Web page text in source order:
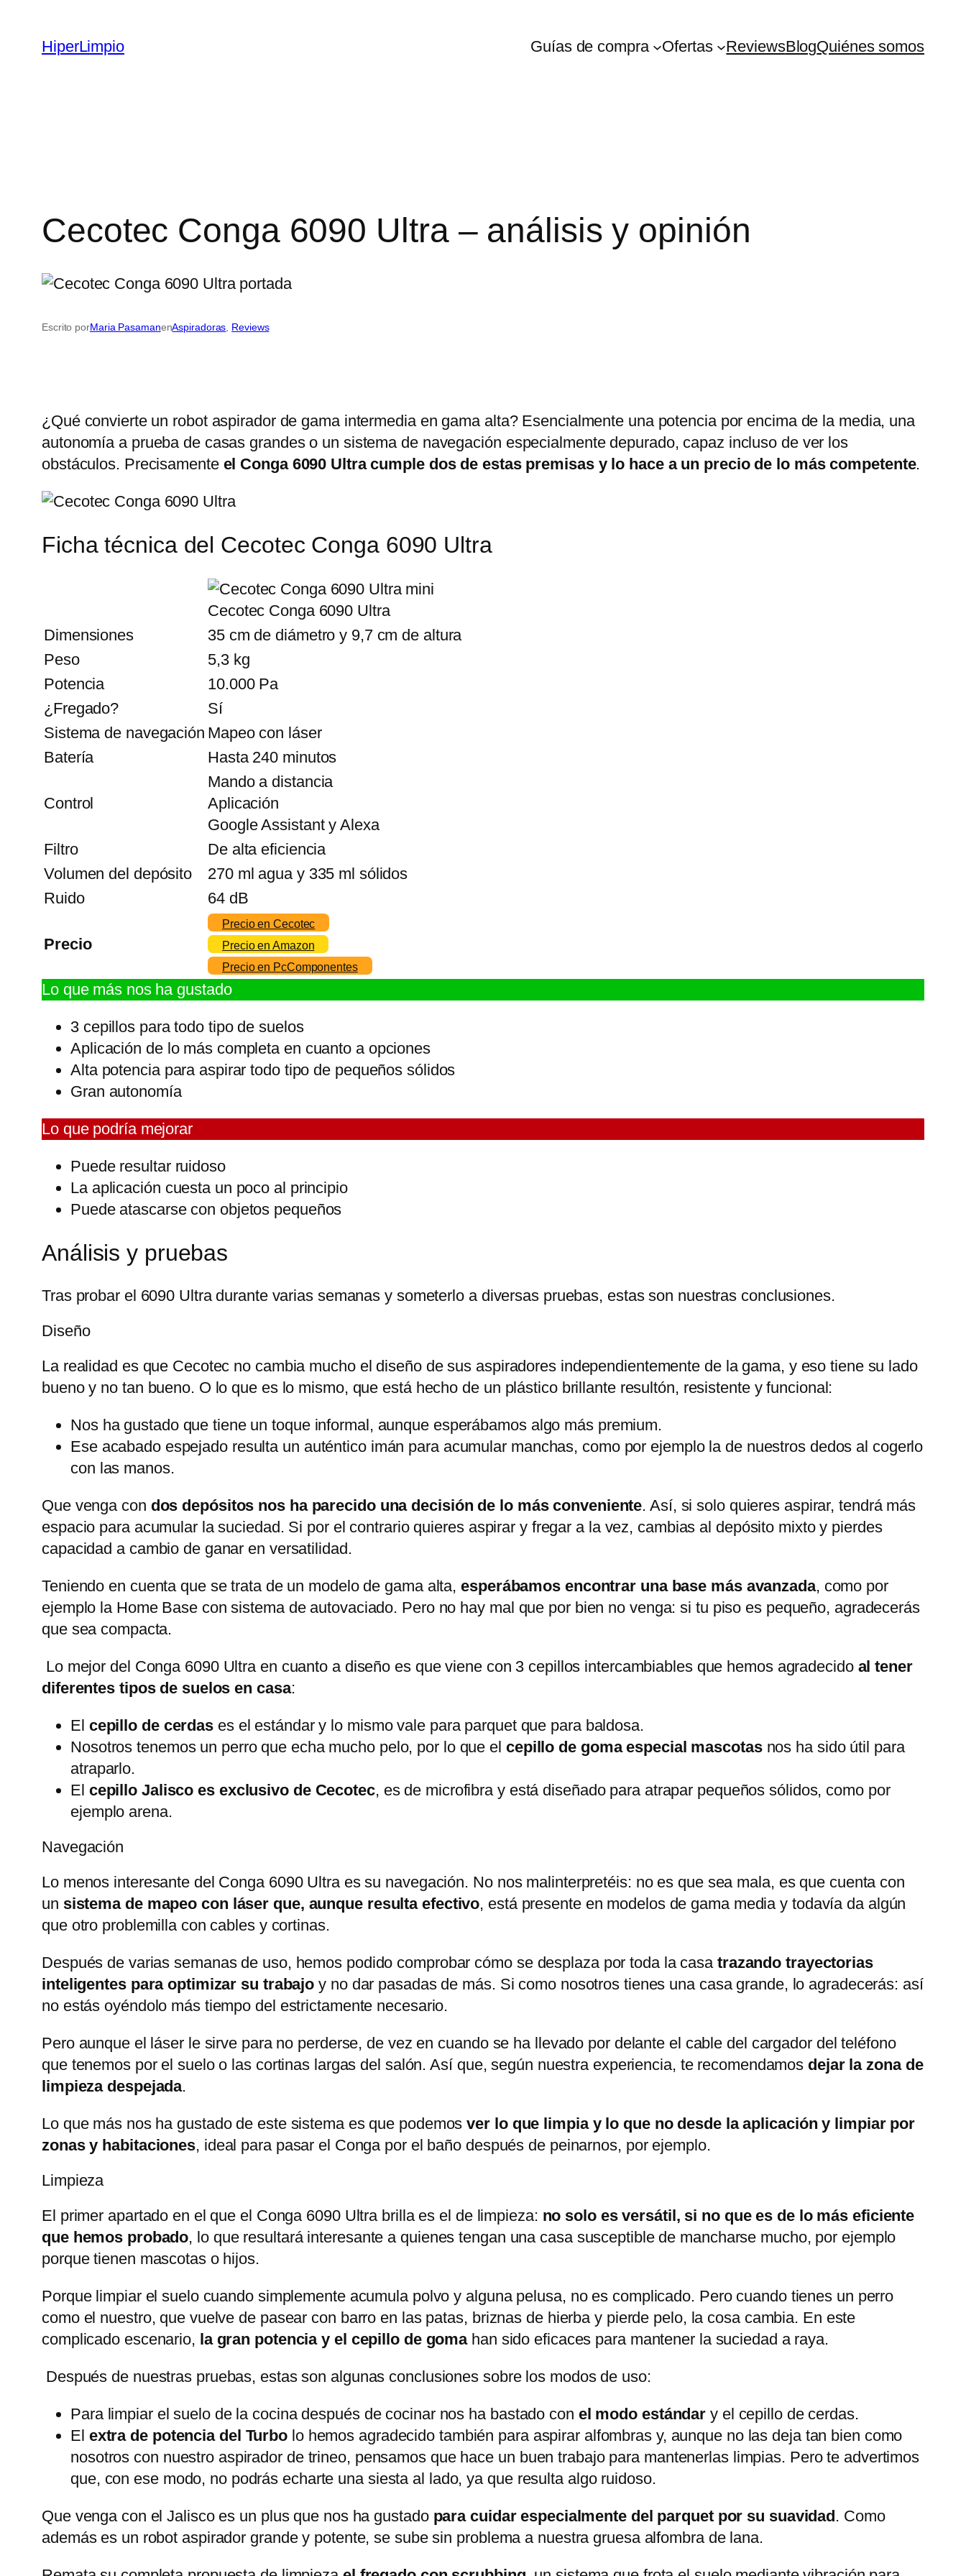
contenido
HiperLimpio Guías de compra Ofertas ReviewsBlogQuiénes somos
Cecotec Conga 6090 Ultra – análisis y opinión
Escrito porMaria PasamanenAspiradoras, Reviews
¿Qué convierte un robot aspirador de gama intermedia en gama alta? Esencialmente una potencia por encima de la media, una
autonomía a prueba de casas grandes o un sistema de navegación especialmente depurado, capaz incluso de ver los
obstáculos. Precisamente el Conga 6090 Ultra cumple dos de estas premisas y lo hace a un precio de lo más competente.
Ficha técnica del Cecotec Conga 6090 Ultra
Cecotec Conga 6090 Ultra
Dimensiones
35 cm de diámetro y 9,7 cm de altura
Peso
5,3 kg
Potencia
10.000 Pa
¿Fregado?
Sí
Sistema de navegación Mapeo con láser
Batería
Hasta 240 minutos
Control
Mando a distancia
Aplicación
Google Assistant y Alexa
Filtro
De alta eficiencia
Volumen del depósito
270 ml agua y 335 ml sólidos
Ruido
64 dB
Precio
Precio en Cecotec
Precio en Amazon
Precio en PcComponentes
Lo que más nos ha gustado
3 cepillos para todo tipo de suelos
Aplicación de lo más completa en cuanto a opciones
Alta potencia para aspirar todo tipo de pequeños sólidos
Gran autonomía
Lo que podría mejorar
Puede resultar ruidoso
La aplicación cuesta un poco al principio
Puede atascarse con objetos pequeños
Análisis y pruebas
Tras probar el 6090 Ultra durante varias semanas y someterlo a diversas pruebas, estas son nuestras conclusiones.
Diseño
La realidad es que Cecotec no cambia mucho el diseño de sus aspiradores independientemente de la gama, y eso tiene su lado
bueno y no tan bueno. O lo que es lo mismo, que está hecho de un plástico brillante resultón, resistente y funcional:
Nos ha gustado que tiene un toque informal, aunque esperábamos algo más premium.
Ese acabado espejado resulta un auténtico imán para acumular manchas, como por ejemplo la de nuestros dedos al cogerlo
con las manos.
Que venga con dos depósitos nos ha parecido una decisión de lo más conveniente. Así, si solo quieres aspirar, tendrá más
espacio para acumular la suciedad. Si por el contrario quieres aspirar y fregar a la vez, cambias al depósito mixto y pierdes
capacidad a cambio de ganar en versatilidad.
Teniendo en cuenta que se trata de un modelo de gama alta,esperábamos encontrar una base más avanzada, como por
ejemplo la Home Base con sistema de autovaciado. Pero no hay mal que por bien no venga: si tu piso es pequeño, agradecerás
que sea compacta.
Lo mejor del Conga 6090 Ultra en cuanto a diseño es que viene con 3 cepillos intercambiables que hemos agradecido al tener
diferentes tipos de suelos en casa:
El cepillo de cerdas es el estándar y lo mismo vale para parquet que para baldosa.
Nosotros tenemos un perro que echa mucho pelo, por lo que el cepillo de goma especial mascotasnos ha sido útil para
atraparlo.
El cepillo Jalisco es exclusivo de Cecotec, es de microfibra y está diseñado para atrapar pequeños sólidos, como por
ejemplo arena.
Navegación
Lo menos interesante del Conga 6090 Ultra es su navegación. No nos malinterpretéis: no es que sea mala, es que cuenta con
un sistema de mapeo con láser que, aunque resulta efectivo, está presente en modelos de gama media y todavía da algún
que otro problemilla con cables y cortinas.
Después de varias semanas de uso, hemos podido comprobar cómo se desplaza por toda la casa trazando trayectorias
inteligentes para optimizar su trabajo y no dar pasadas de más. Si como nosotros tienes una casa grande, lo agradecerás: así
no estás oyéndolo más tiempo del estrictamente necesario.
Pero aunque el láser le sirve para no perderse, de vez en cuando se ha llevado por delante el cable del cargador del teléfono
que tenemos por el suelo o las cortinas largas del salón. Así que, según nuestra experiencia, te recomendamos dejar la zona de
limpieza despejada.
Lo que más nos ha gustado de este sistema es que podemosver lo que limpia y lo que no desde la aplicación y limpiar por
zonas y habitaciones, ideal para pasar el Conga por el baño después de peinarnos, por ejemplo.
Limpieza
El primer apartado en el que el Conga 6090 Ultra brilla es el de limpieza: no solo es versátil, si no que es de lo más eficiente
que hemos probado, lo que resultará interesante a quienes tengan una casa susceptible de mancharse mucho, por ejemplo
porque tienen mascotas o hijos.
Porque limpiar el suelo cuando simplemente acumula polvo y alguna pelusa, no es complicado. Pero cuando tienes un perro
como el nuestro, que vuelve de pasear con barro en las patas, briznas de hierba y pierde pelo, la cosa cambia. En este
complicado escenario, la gran potencia y el cepillo de goma han sido eficaces para mantener la suciedad a raya.
Después de nuestras pruebas, estas son algunas conclusiones sobre los modos de uso:
Para limpiar el suelo de la cocina después de cocinar nos ha bastado con el modo estándar y el cepillo de cerdas.
El extra de potencia del Turbo lo hemos agradecido también para aspirar alfombras y, aunque no las deja tan bien como
nosotros con nuestro aspirador de trineo, pensamos que hace un buen trabajo para mantenerlas limpias. Pero te advertimos
que, con ese modo, no podrás echarte una siesta al lado, ya que resulta algo ruidoso.
Que venga con el Jalisco es un plus que nos ha gustado para cuidar especialmente del parquet por su suavidad. Como
además es un robot aspirador grande y potente, se sube sin problema a nuestra gruesa alfombra de lana.